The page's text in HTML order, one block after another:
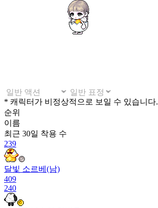
* 캐릭터가 비정상적으로 보일 수 있습니다.
순위
이름
최근 30일 착용 수
239
달빛 소르베(남)
409
240